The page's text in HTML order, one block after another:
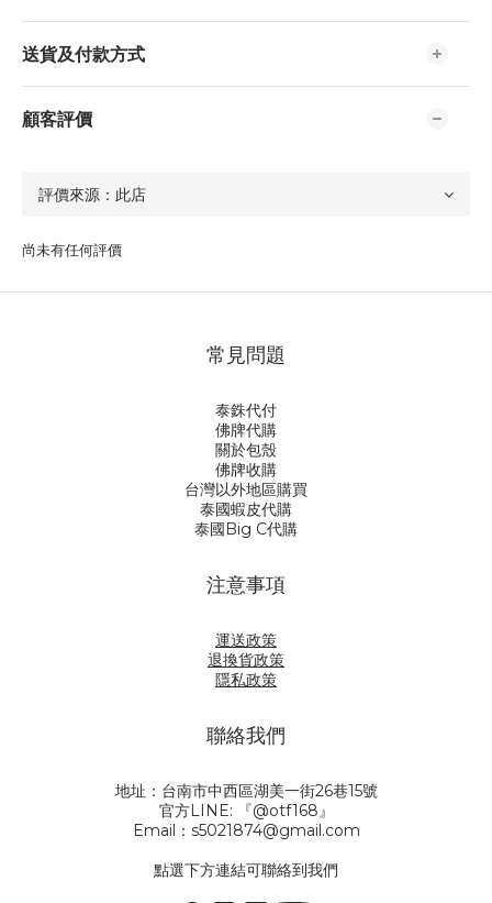
送貨及付款方式
顧客評價
尚未有任何評價
常見問題
泰銖代付
佛牌代購
關於包殼
佛牌收購
台灣以外地區購買
泰國蝦皮代購
泰國Big C代購
注意事項
運送政策
退換貨政策
隱私政策
聯絡我們
地址：台南市中西區湖美一街26巷15號
官方LINE: 『@otf168』
Email：s5021874@gmail.com
點選下方連結可聯絡到我們